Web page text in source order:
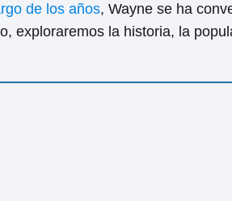
de los años, Wayne se ha
exploraremos la historia, la